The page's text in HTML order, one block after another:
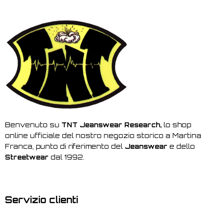
Benvenuto su TNT Jeanswear Research, lo shop
online ufficiale del nostro negozio storico a Martina
Franca, punto di riferimento del Jeanswear e dello
Streetwear dal 1992.
Servizio clienti